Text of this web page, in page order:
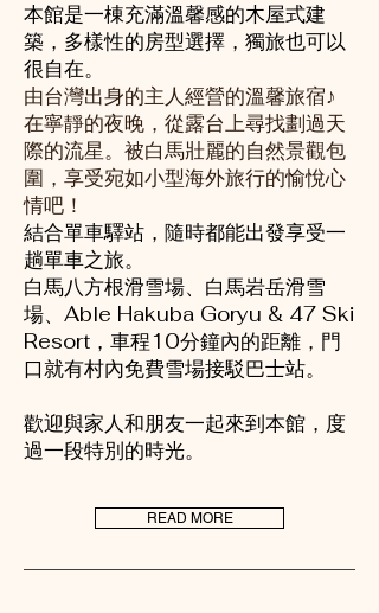
本館是一棟充滿溫馨感的木屋式建
築，多樣性的房型選擇，獨旅也可以
很自在。
由台灣出身的主人經營的溫馨旅宿♪
在寧靜的夜晚，從露台上尋找劃過天
際的流星。 被白馬壯麗的自然景觀包
圍，享受宛如小型海外旅行的愉悅心
情吧！
結合單車驛站，隨時都能出發享受一
趟單車之旅。
白馬八方根滑雪場、白馬岩岳滑雪
場、Able Hakuba Goryu & 47 Ski
Resort，車程10分鐘內的距離，門
口就有村內免費雪場接駁巴士站。
歡迎與家人和朋友一起來到本館，度
過一段特別的時光。
READ MORE